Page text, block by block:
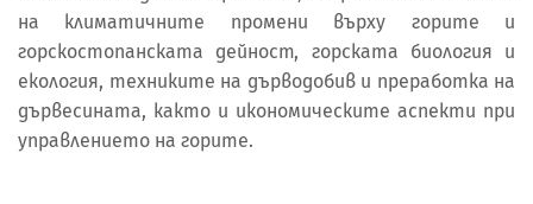
на климатичните промени върху горите и
горскостопанската дейност, горската биология и
екология, техниките на дърводобив и преработка на
дървесината, както и икономическите аспекти при
управлението на горите.